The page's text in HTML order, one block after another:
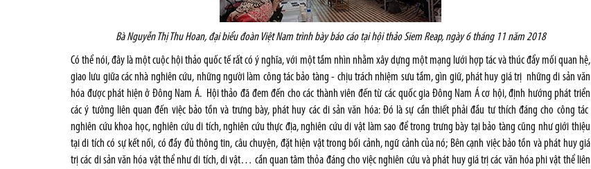
Bà Nguyễn Thị Thu Hoan, đại biểu đoàn Việt Nam trình bày báo cáo tại hội thảo Siem Reap, ngày 6 tháng 11 năm 2018
Có thể nói, đây là một cuộc hội thảo quốc tế rất có ý nghĩa, với một tầm nhìn nhằm xây dựng một mạng lưới hợp tác và thúc đẩy mối quan hệ,
giao lưu giữa các nhà nghiên cứu, những người làm công tác bảo tàng - chịu trách nhiệm sưu tầm, gìn giữ, phát huy giá trị những di sản văn
hóa được phát hiện ở Đông Nam Á. Hội thảo đã đem đến cho các thành viên đến từ các quốc gia Đông Nam Á cơ hội, định hướng phát triển
các ý tưởng liên quan đến việc bảo tồn và trưng bày, phát huy các di sản văn hóa: Đó là sự cần thiết phải đầu tư thích đáng cho công tác
nghiên cứu khoa học, nghiên cứu di tích, nghiên cứu thực địa, nghiên cứu di vật làm sao để trong trưng bày tại bảo tàng cũng như giới thiệu
tại di tích có sự kết nối, có đầy đủ thông tin, câu chuyện, đặt hiện vật trong bối cảnh, ngữ cảnh của nó; Bên cạnh việc bảo tồn và phát huy giá
trị các di sản văn hóa vật thể như di tích, di vật… cần quan tâm thỏa đáng cho việc nghiên cứu và phát huy giá trị các văn hóa phi vật thể liên